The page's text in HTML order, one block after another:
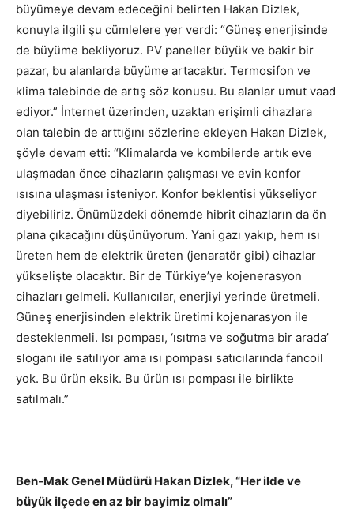
büyümeye devam edeceğini belirten Hakan Dizlek,
konuyla ilgili şu cümlelere yer verdi: “Güneş enerjisinde
de büyüme bekliyoruz. PV paneller büyük ve bakir bir
pazar, bu alanlarda büyüme artacaktır. Termosifon ve
klima talebinde de artış söz konusu. Bu alanlar umut vaad
ediyor.” İnternet üzerinden, uzaktan erişimli cihazlara
olan talebin de arttığını sözlerine ekleyen Hakan Dizlek,
şöyle devam etti: “Klimalarda ve kombilerde artık eve
ulaşmadan önce cihazların çalışması ve evin konfor
ısısına ulaşması isteniyor. Konfor beklentisi yükseliyor
diyebiliriz. Önümüzdeki dönemde hibrit cihazların da ön
plana çıkacağını düşünüyorum. Yani gazı yakıp, hem ısı
üreten hem de elektrik üreten (jenaratör gibi) cihazlar
yükselişte olacaktır. Bir de Türkiye’ye kojenerasyon
cihazları gelmeli. Kullanıcılar, enerjiyi yerinde üretmeli.
Güneş enerjisinden elektrik üretimi kojenarasyon ile
desteklenmeli. Isı pompası, ‘ısıtma ve soğutma bir arada’
sloganı ile satılıyor ama ısı pompası satıcılarında fancoil
yok. Bu ürün eksik. Bu ürün ısı pompası ile birlikte
satılmalı.”
Ben-Mak Genel Müdürü Hakan Dizlek, “Her ilde ve
büyük ilçede en az bir bayimiz olmalı”